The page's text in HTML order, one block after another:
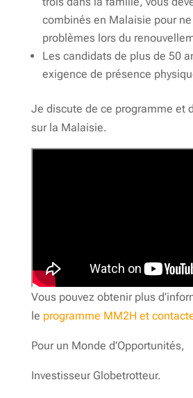
combinés en Malaisie pour
problèmes lors du
Les candidats de plus de 50
exigence de présence
Je discute de ce programme et
sur la Malaisie.
Vous pouvez obtenir plus
le programme MM2H et
Pour un Monde d’Opportunités,
Investisseur Globetrotteur.